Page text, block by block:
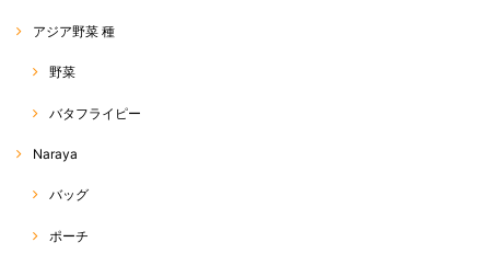
アジア野菜 種
野菜
バタフライピー
Naraya
バッグ
ポーチ